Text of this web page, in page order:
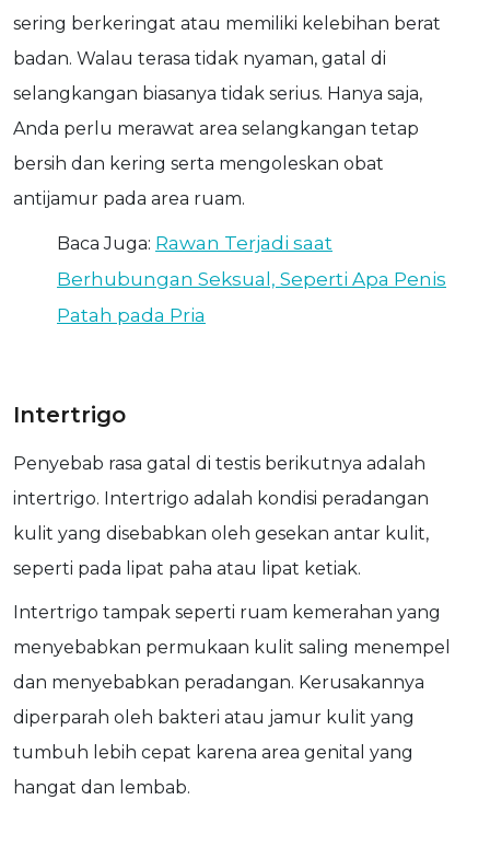
sering berkeringat atau memiliki kelebihan berat
badan. Walau terasa tidak nyaman, gatal di
selangkangan biasanya tidak serius. Hanya saja,
Anda perlu merawat area selangkangan tetap
bersih dan kering serta mengoleskan obat
antijamur pada area ruam.
Baca Juga: Rawan Terjadi saat
Berhubungan Seksual, Seperti Apa Penis
Patah pada Pria
Intertrigo
Penyebab rasa gatal di testis berikutnya adalah
intertrigo. Intertrigo adalah kondisi peradangan
kulit yang disebabkan oleh gesekan antar kulit,
seperti pada lipat paha atau lipat ketiak.
Intertrigo tampak seperti ruam kemerahan yang
menyebabkan permukaan kulit saling menempel
dan menyebabkan peradangan. Kerusakannya
diperparah oleh bakteri atau jamur kulit yang
tumbuh lebih cepat karena area genital yang
hangat dan lembab.